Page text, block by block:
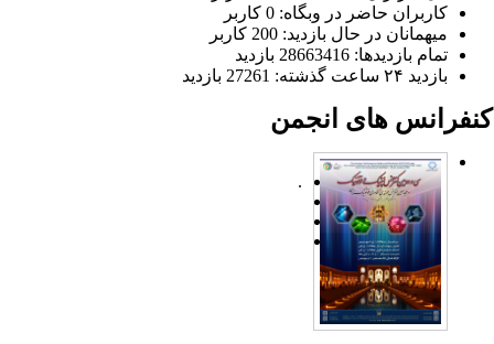
کاربران حاضر در وبگاه: 0 کاربر
میهمانان در حال بازدید: 200 کاربر
تمام بازدید‌ها: 28663416 بازدید
بازدید ۲۴ ساعت گذشته: 27261 بازدید
های انجمن
.